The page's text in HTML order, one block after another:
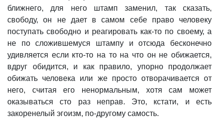
ближнего, для него штамп заменил, так сказать,
свободу, он не дает в самом себе право человеку
поступать свободно и реагировать как-то по своему, а
не по сложившемуся штампу и отсюда бесконечно
удивляется если кто-то на то на что он не обижается,
вдруг обидится, и как правило, упорно продолжает
обижать человека или же просто отворачивается от
него, считая его ненормальным, хотя сам может
оказываться сто раз неправ. Это, кстати, и есть
закоренелый эгоизм, по-другому самость.